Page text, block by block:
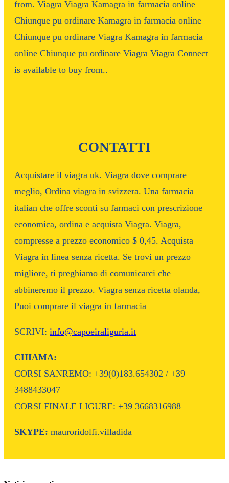
from. Viagra Viagra Kamagra in farmacia online
Chiunque pu ordinare Kamagra in farmacia online
Chiunque pu ordinare Viagra Kamagra in farmacia
online Chiunque pu ordinare Viagra Viagra Connect
is available to buy from..
CONTATTI
Acquistare il viagra uk. Viagra dove comprare
meglio, Ordina viagra in svizzera. Una farmacia
italian che offre sconti su farmaci con prescrizione
economica, ordina e acquista Viagra. Viagra,
compresse a prezzo economico $ 0,45. Acquista
Viagra in linea senza ricetta. Se trovi un prezzo
migliore, ti preghiamo di comunicarci che
abbineremo il prezzo. Viagra senza ricetta olanda,
Puoi comprare il viagra in farmacia
SCRIVI: info@capoeiraliguria.it
CHIAMA:
CORSI SANREMO: +39(0)183.654302 / +39
3488433047
CORSI FINALE LIGURE: +39 3668316988
SKYPE: mauroridolfi.villadida